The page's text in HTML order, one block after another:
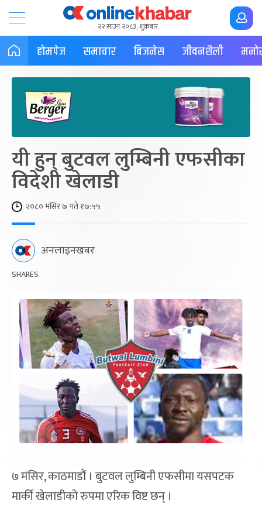
२२ साउन २०८३, शुक्रबार
होमपेज समाचार बिजनेस जीवनशैली
यी हुन् बुटवल लुम्बिनी एफसीका
विदेशी खेलाडी
२०८० मंसिर ७ गते १७:५५
अनलाइनखबर
SHARES
७ मंसिर, काठमाडौं । बुटवल लुम्बिनी एफसीमा यसपटक
मार्की खेलाडीको रुपमा एरिक विष्ट छन् ।